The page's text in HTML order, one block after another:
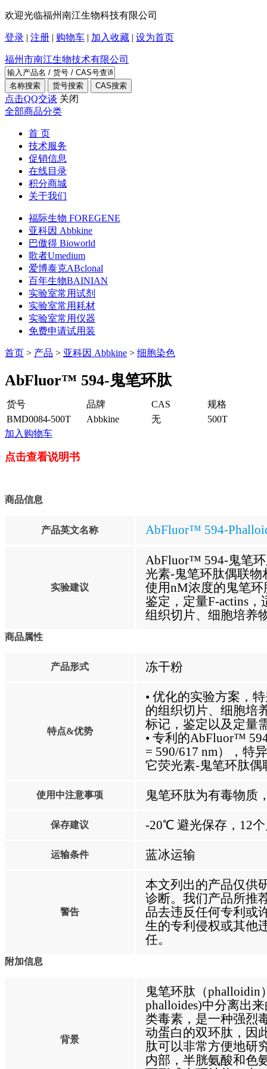
欢迎光临福州南江生物科技有限公司
登录 | 注册 | 购物车 | 加入收藏 | 设为首页
福州市南江生物技术有限公司
点击QQ交谈 关闭
全部商品分类
首 页
技术服务
促销信息
在线目录
积分商城
关于我们
福际生物 FOREGENE
亚科因 Abbkine
巴傲得 Bioworld
歌者Umedium
爱博泰克ABclonal
百年生物BAINIAN
实验室常用试剂
实验室常用耗材
实验室常用仪器
免费申请试用装
首页 > 产品 > 亚科因 Abbkine > 细胞染色
AbFluor™ 594-鬼笔环肽
货号 品牌 CAS
规格
BMD0084-500T
Abbkine 无
500T
加入购物车
点击查看说明书
商品信息
产品英文名称 AbFluor™ 594-
实验建议
AbFluor™ 594-鬼笔
光素-鬼笔环肽偶联
使用nM浓度的鬼笔
鉴定，定量F-actins
组织切片、细胞培养
商品属性
产品形式 冻干粉
特点&优势
• 优化的实验方案，
的组织切片、细胞培
标记，鉴定以及定量
• 专利的AbFluor™
= 590/617 nm），特
它荧光素-鬼笔环肽
使用中注意事项 鬼笔环肽为有毒物质
保存建议 -20℃ 避光保存，12
运输条件 蓝冰运输
警告
本文列出的产品仅供
诊断。我们产品所推
品去违反任何专利或
生的专利侵权或其他
任。
附加信息
背景
鬼笔环肽（phalloidin
phalloides)中分离出
类毒素，是一种强烈
动蛋白的双环肽，因
肽可以非常方便地研
内部，半胱氨酸和色